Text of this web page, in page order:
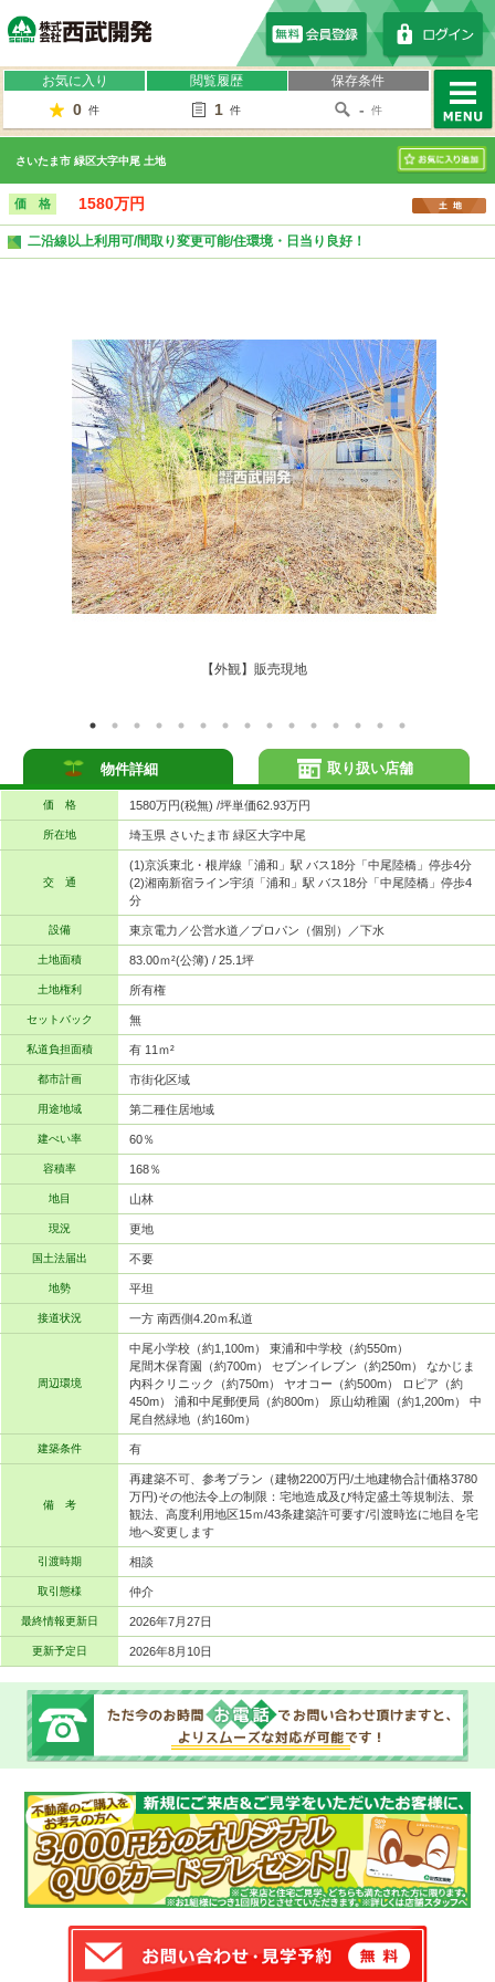
お気に入り
0 件
閲覧履歴
1 件
保存条件
- 件
MENU
さいたま市 緑区大字中尾 土地
お気に入り
価 格 1580万円
二沿線以上利用可/間取り変更可能/住環境・日当り良好！
【外観】販売現地
物件詳細
価 格 1580万円(税無) /坪単価62.93万円
所在地 埼玉県 さいたま市 緑区大字中尾
交 通
(1)京浜東北・根岸線「浦和」駅 バス18分「中尾陸橋」停歩4分
(2)湘南新宿ライン宇須「浦和」駅 バス18分「中尾陸橋」停歩4
分
設備 東京電力／公営水道／プロパン（個別）／下水
土地面積 83.00ｍ²(公簿) / 25.1坪
土地権利 所有権
セットバック 無
私道負担面積 有 11ｍ²
都市計画 市街化区域
用途地域 第二種住居地域
建ぺい率 60％
容積率 168％
地目 山林
現況 更地
国土法届出 不要
地勢 平坦
接道状況 一方 南西側4.20ｍ私道
周辺環境
中尾小学校（約1,100m） 東浦和中学校（約550m）
尾間木保育園（約700m） セブンイレブン（約250m） なかじま
内科クリニック（約750m） ヤオコー（約500m） ロピア（約
450m） 浦和中尾郵便局（約800m） 原山幼稚園（約1,200m） 中
尾自然緑地（約160m）
建築条件 有
備 考
再建築不可、参考プラン（建物2200万円/土地建物合計価格3780
万円)その他法令上の制限：宅地造成及び特定盛土等規制法、景
観法、高度利用地区15ｍ/43条建築許可要す/引渡時迄に地目を宅
地へ変更します
引渡時期 相談
取引態様 仲介
最終情報更新日 2026年7月27日
更新予定日 2026年8月10日
取り扱い店舗